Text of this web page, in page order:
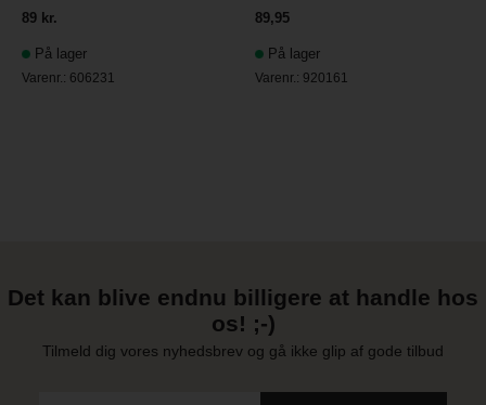
89 kr.
På lager
Varenr.: 606231
89,95
På lager
Varenr.: 920161
Det kan blive endnu billigere at handle hos
os! ;-)
Tilmeld dig vores nyhedsbrev og gå ikke glip af gode tilbud